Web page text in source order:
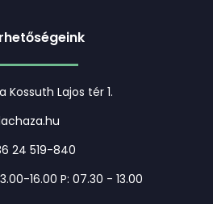
Kossuth Lajos tér 1.
24 519-840
16.00 P: 07.30 - 13.00